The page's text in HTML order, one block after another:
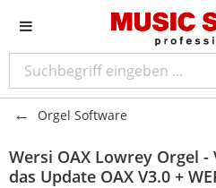
Orgel Software
Wersi OAX Lowrey Orgel
das Update OAX V3.0 +